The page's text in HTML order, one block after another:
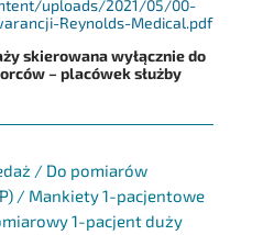
uploads/2021/05/00-
Reynolds-Medical.pdf
skierowana wyłącznie do
– placówek służby
/ Do pomiarów
/ Mankiety 1-pacjentowe
1-pacjent duży